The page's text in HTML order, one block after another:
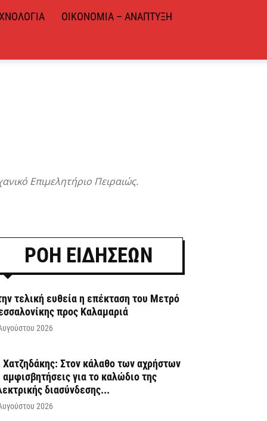
ΟΙΚΟΝΟΜΊΑ – ΑΝΆΠΤΥΞΗ
Επιμελητήριο Πειραιώς.
ΡΟΗ ΕΙΔΗΣΕΩΝ
τελική ευθεία η επέκταση του Μετρό
προς Καλαμαριά
2026
Χατζηδάκης: Στον κάλαθο των αχρήστων
αμφισβητήσεις για το καλώδιο της
διασύνδεσης...
2026